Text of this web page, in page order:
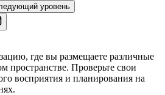
уровень
где вы размещаете различные
пространстве. Проверьте свои
восприятия и планирования на